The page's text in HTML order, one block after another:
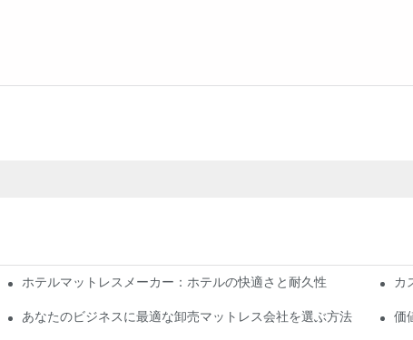
ホテルマットレスメーカー：ホテルの快適さと耐久性 カ
あなたのビジネスに最適な卸売マットレス会社を選ぶ方法 価